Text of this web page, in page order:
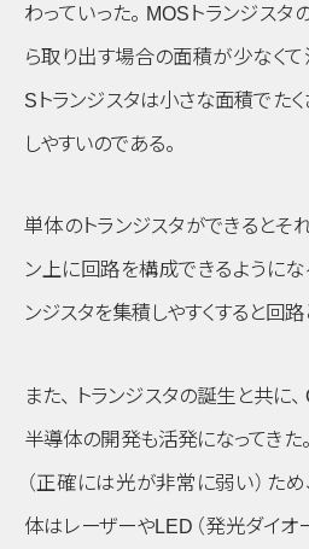
わっていった。 MOSトランジスタ
ら取り出す場合の面積が少なく
Sトランジスタは小さな面積でた
しやすいのである。
単体のトランジスタができるとそ
ン上に回路を構成できるようにな
ンジスタを集積しやすくすると回
また、 トランジスタの誕生と共に、
半導体の開発も活発になってきた。
（正確には光が非常に弱い） ため、
体はレーザーやLED （発光ダイオ